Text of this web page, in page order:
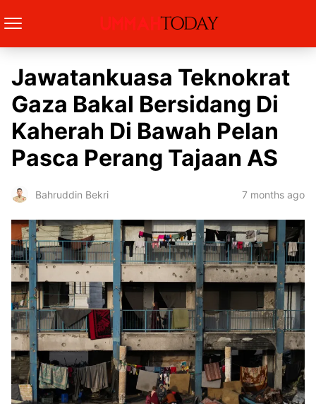
Jawatankuasa Teknokrat
Gaza Bakal Bersidang Di
Kaherah Di Bawah Pelan
Pasca Perang Tajaan AS
Bahruddin Bekri 7 months ago